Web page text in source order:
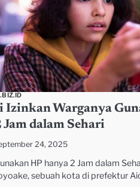
Izinkan Warganya
Jam dalam Sehari
24, 2025
HP hanya 2 Jam dalam
sebuah kota di prefektur